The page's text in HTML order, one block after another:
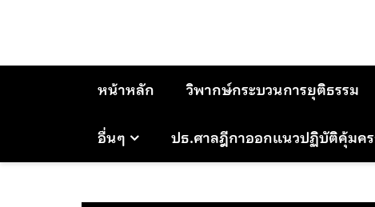
หน้าหลัก วิพากษ์กระบวนการยุติธรรม
อื่นๆ ปธ.ศาลฎีกาออกแนวปฏิบัติคุ้มค